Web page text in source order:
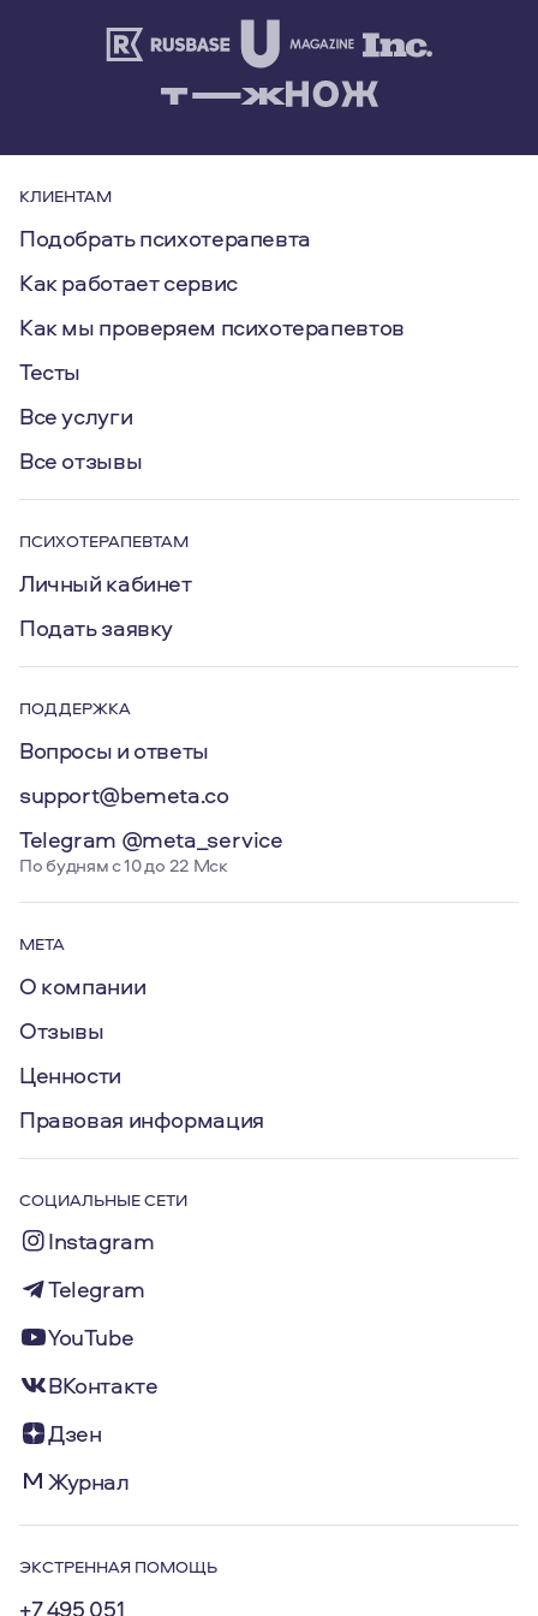
КЛИЕНТАМ
Подобрать психотерапевта
Как работает сервис
Как мы проверяем психотерапевтов
Тесты
Все услуги
Все отзывы
ПСИХОТЕРАПЕВТАМ
Личный кабинет
Подать заявку
ПОДДЕРЖКА
Вопросы и ответы
support@bemeta.co
Telegram @meta_service
По будням с 10 до 22 Мск
МЕТА
О компании
Отзывы
Ценности
Правовая информация
СОЦИАЛЬНЫЕ СЕТИ
Instagram
Telegram
YouTube
ВКонтакте
Дзен
Журнал
ЭКСТРЕННАЯ ПОМОЩЬ
+7 495 051